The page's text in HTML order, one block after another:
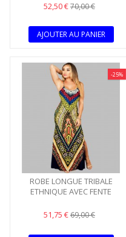
52,50 €70,00 €
AJOUTER AU PANIER
-25%
ROBE LONGUE TRIBALE
ETHNIQUE AVEC FENTE
51,75 €69,00 €